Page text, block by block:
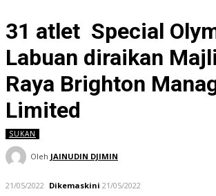
31 atlet Special
Labuan diraikan
Raya Brighton
Limited
SUKAN
Oleh JAINUDIN DJIMIN
21/05/2022 Dikemaskini 21/05/2022